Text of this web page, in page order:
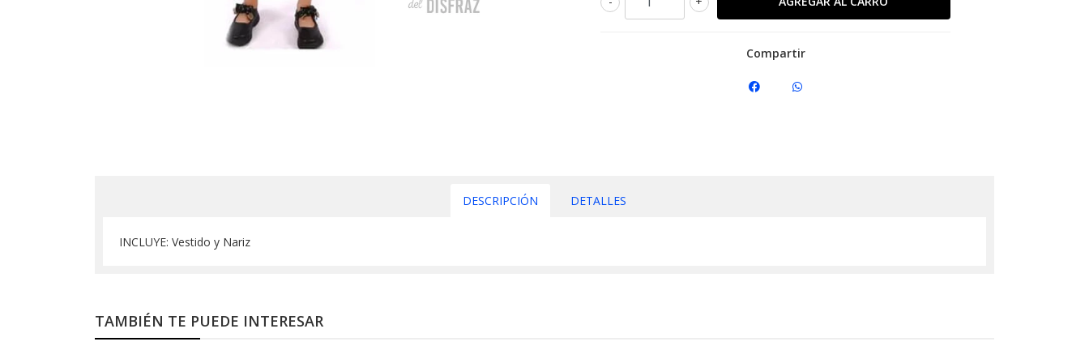
Compartir
DESCRIPCIÓN DETALLES
INCLUYE: Vestido y Nariz
TAMBIÉN TE PUEDE INTERESAR